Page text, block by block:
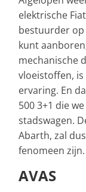
elektrische
bestuurder op
kunt
mechanische
vloeistoffen,
ervaring. En
500 3+1 die
stadswagen.
Abarth, zal
fenomeen zijn.
AVAS